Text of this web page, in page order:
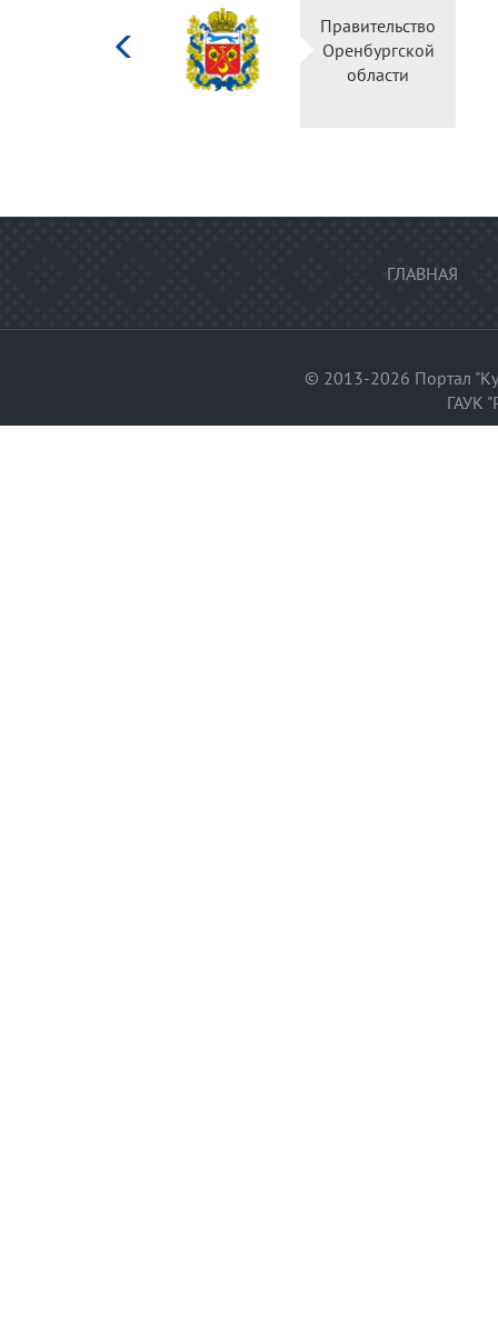
Министерство
культуры
Российской
федерации
ГЛАВНАЯ
© 2013-2026 Портал
ГАУК